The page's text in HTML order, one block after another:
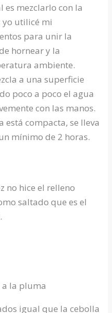
mezclarlo con la
yo utilicé mi
para unir la
hornear y la
ambiente.
a una superficie
poco a poco el agua
con las manos.
está compacta, se lleva
mínimo de 2 horas.
no hice el relleno
saltado que es el
la pluma
igual que la cebolla